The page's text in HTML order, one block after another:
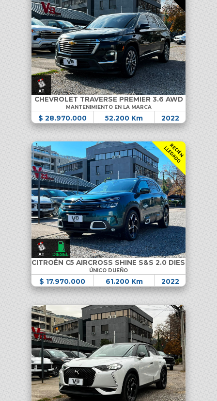
CHEVROLET TRAVERSE PREMIER 3.6 AWD
MANTENIMIENTO EN LA MARCA
$ 28.970.000 52.200 Km 2022
R
E
C
I
É
N
L
L
E
G
A
D
O
CITROËN C5 AIRCROSS SHINE S&S 2.0 DIESEL
ÚNICO DUEÑO
$ 17.970.000 61.200 Km 2022